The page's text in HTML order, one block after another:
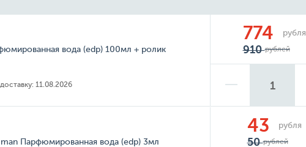
вода (edp) 100мл + ролик
11.08.2026
774 рубля
910рублей
Парфюмированная вода (edp) 3мл
43 рубля
50рублей